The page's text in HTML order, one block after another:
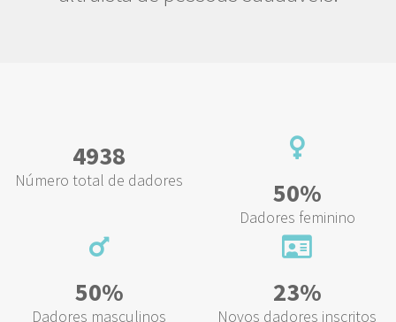
4938
Número total de dadores 50%
Dadores feminino
50%
Dadores masculinos
23%
Novos dadores inscritos